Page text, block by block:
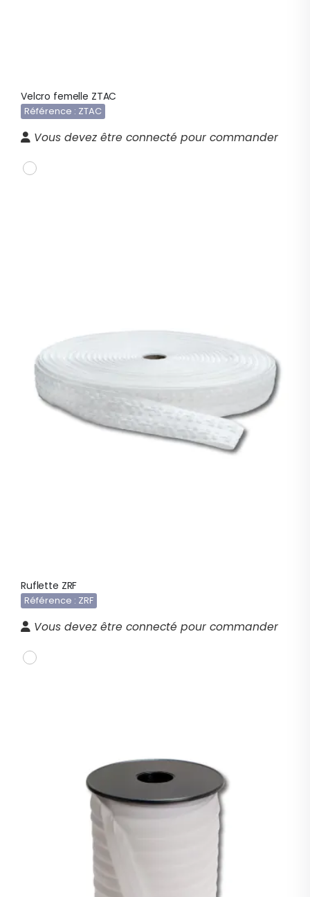
Velcro femelle ZTAC
Référence : ZTAC
Vous devez être connecté pour commander
Ruflette ZRF
Référence : ZRF
Vous devez être connecté pour commander